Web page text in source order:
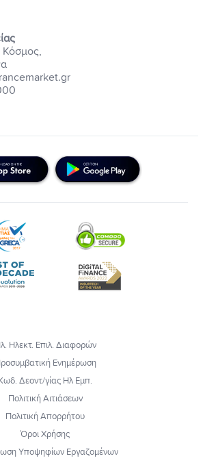
Ηλεκτ. Επιλ. Διαφορών
Ενημέρωση
Κωδ. Δεοντ/γίας Ηλ Εμπ.
Πολιτική Αιτιάσεων
Πολιτική Απορρήτου
Όροι Χρήσης
Υποψηφίων Εργαζομένων